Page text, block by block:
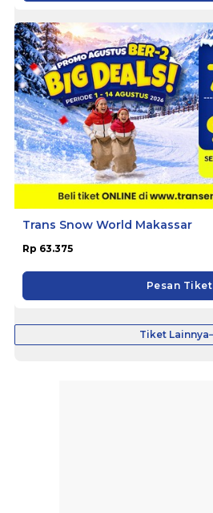
Trans Snow World Makassar
Rp 63.375
Pesan Tiket
Tiket Lainnya